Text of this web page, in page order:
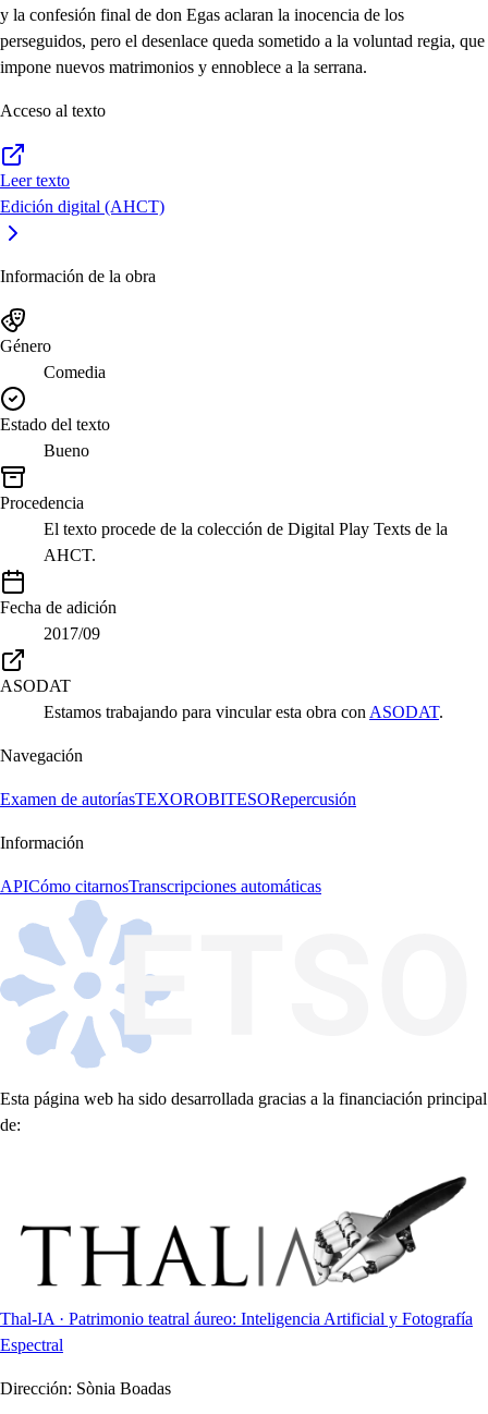
y la confesión final de don Egas aclaran la inocencia de los
perseguidos, pero el desenlace queda sometido a la voluntad regia, que
impone nuevos matrimonios y ennoblece a la serrana.
Acceso al texto
Leer texto
Edición digital (AHCT)
Información de la obra
Género
Comedia
Estado del texto
Bueno
Procedencia
El texto procede de la colección de Digital Play Texts de la
AHCT.
Fecha de adición
2017/09
ASODAT
Estamos trabajando para vincular esta obra con ASODAT.
Navegación
Examen de autoríasTEXOROBITESORepercusión
Información
APICómo citarnosTranscripciones automáticas
Esta página web ha sido desarrollada gracias a la financiación principal
de:
Thal-IA · Patrimonio teatral áureo: Inteligencia Artificial y Fotografía
Espectral
Dirección: Sònia Boadas